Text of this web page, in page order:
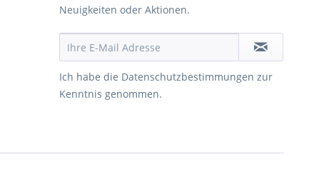
Neuigkeiten oder Aktionen.
Ich habe die Datenschutzbestimmungen zur
Kenntnis genommen.